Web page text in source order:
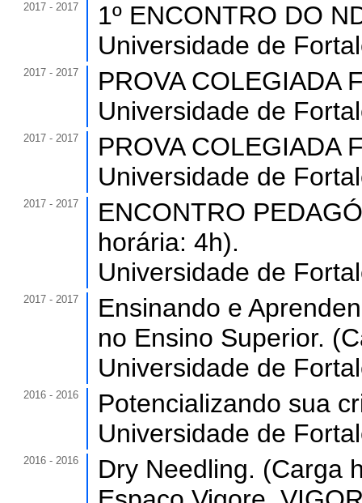
2017 - 2017
1º ENCONTRO DO
Universidade de
2017 - 2017
PROVA COLEGIADA
Universidade de
2017 - 2017
PROVA COLEGIADA
Universidade de
2017 - 2017
ENCONTRO
horária: 4h).
Universidade de
2017 - 2017
Ensinando e
no Ensino Superior.
Universidade de
2016 - 2016
Potencializando sua
Universidade de
2016 - 2016
Dry Needling. (Carga